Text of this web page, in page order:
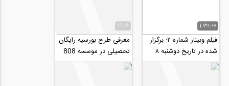
1:30:00
فیلم وبینار شماره ۲: برگزار
شده در تاریخ دوشنبه ۸
اردیبهشت با موضوع: تغییر
به...
01:06
معرفی طرح بورسیه رایگان
تحصیلی در موسسه 808